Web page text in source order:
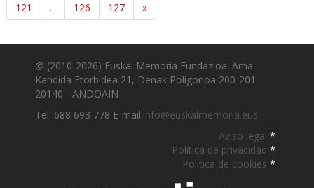
121
... 126 127 »
@ (2010-2026) Euskal Memoria Fundazioa. Ama
Kandida Etorbidea 21, Denak Poligonoa 200-201.
20140 - ANDOAIN
Tel. 688 693 778 E-mail:info@euskalmemoria.eus
Aviso legal *
Política de privacidad *
Politica de cookies *